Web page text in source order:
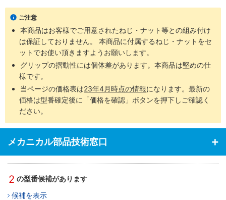
ご注意
本商品はお客様でご用意されたねじ・ナット等との組み付け
は保証しておりません。 本商品に付属するねじ・ナットをセ
ットでお使い頂きますようお願いします。
グリップの摺動性には個体差があります。本商品は堅めの仕
様です。
当ページの価格表は23年4月時点の情報になります。最新の
価格は型番確定後に「価格を確認」ボタンを押下しご確認く
ださい。
メカニカル部品技術窓口
2 の型番候補があります
候補を表示